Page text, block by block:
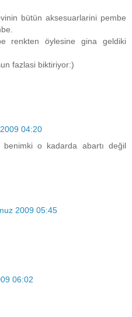
bütün aksesuarlarini pembe
renkten öylesine gina geldiki
fazlasi biktiriyor:)
04:20
o kadarda abartı değil
2009 05:45
06:02